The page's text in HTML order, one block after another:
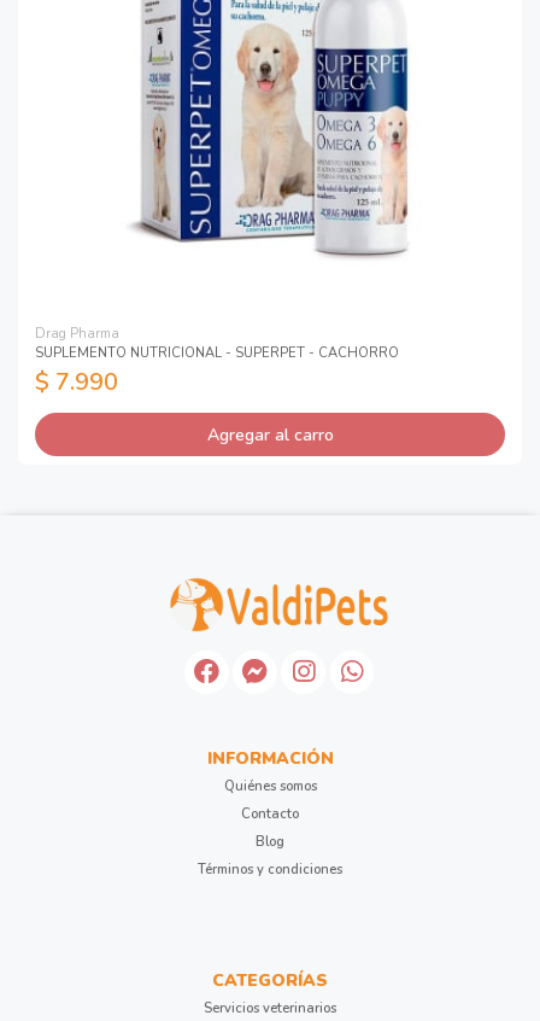
Drag Pharma
SUPLEMENTO NUTRICIONAL - SUPERPET - CACHORRO
$ 7.990
Agregar al carro
INFORMACIÓN
Quiénes somos
Contacto
Blog
Términos y condiciones
CATEGORÍAS
Servicios veterinarios